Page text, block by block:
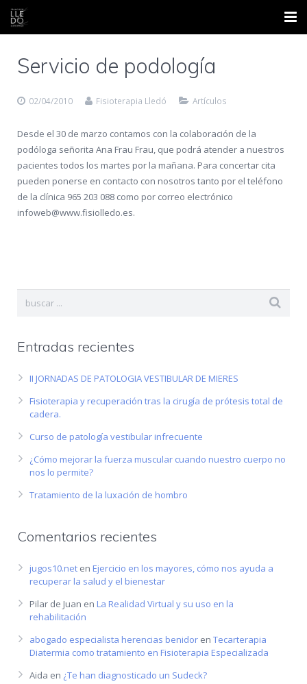
Contacto
Formación
Blog
Servicio de podología
02/04/2010 Fisioterapia Lledó Artículos
Desde el 30 de marzo contamos con la colaboración de la
podóloga señorita Ana Frau Frau, que podrá atender a nuestros
pacientes todos los martes por la mañana. Para concertar cita
pueden ponerse en contacto con nosotros tanto por el teléfono
de la clínica 965 203 088 como por correo electrónico
infoweb@www.fisiolledo.es.
Entradas recientes
II JORNADAS DE PATOLOGIA VESTIBULAR DE MIERES
Fisioterapia y recuperación tras la cirugía de prótesis total de
cadera.
Curso de patología vestibular infrecuente
¿Cómo mejorar la fuerza muscular cuando nuestro cuerpo no
nos lo permite?
Tratamiento de la luxación de hombro
Comentarios recientes
jugos10.net en Ejercicio en los mayores, cómo nos ayuda a
recuperar la salud y el bienestar
Pilar de Juan en La Realidad Virtual y su uso en la
rehabilitación
abogado especialista herencias benidor en Tecarterapia
Diatermia como tratamiento en Fisioterapia Especializada
Aida en ¿Te han diagnosticado un Sudeck?